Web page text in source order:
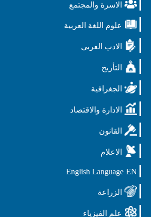
الاسرة والمجتمع
علوم اللغة العربية
الادب العربي
التأريخ
الجغرافية
الادارة والاقتصاد
القانون
الاعلام
EN
English Language
الزراعة
علم الفيزياء